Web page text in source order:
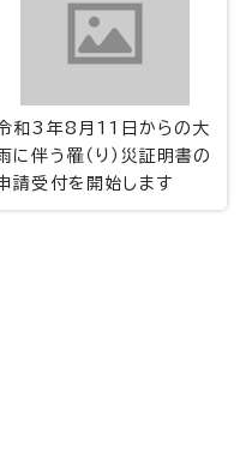
和3年8月11日からの大
に伴う罹（り）災証明書の
請受付を開始します